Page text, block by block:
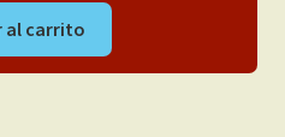
al carrito